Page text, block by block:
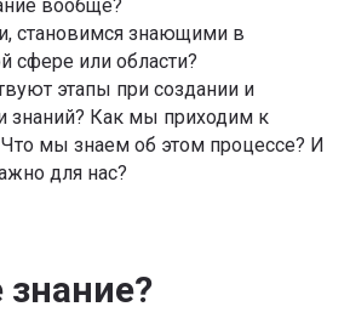
вообще?
становимся знающими в
сфере или области?
этапы при создании и
знаний? Как мы приходим к
мы знаем об этом процессе? И
для нас?
знание?